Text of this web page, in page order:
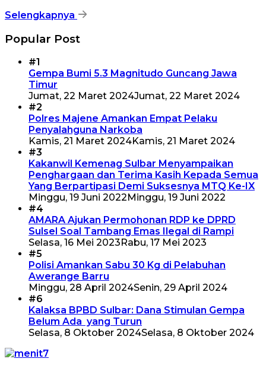
Selengkapnya
Popular Post
#1
Gempa Bumi 5.3 Magnitudo Guncang Jawa
Timur
Jumat, 22 Maret 2024Jumat, 22 Maret 2024
#2
Polres Majene Amankan Empat Pelaku
Penyalahguna Narkoba
Kamis, 21 Maret 2024Kamis, 21 Maret 2024
#3
Kakanwil Kemenag Sulbar Menyampaikan
Penghargaan dan Terima Kasih Kepada Semua
Yang Berpartipasi Demi Suksesnya MTQ Ke-IX
Minggu, 19 Juni 2022 Minggu, 19 Juni 2022
#4
AMARA Ajukan Permohonan RDP ke DPRD
Sulsel Soal Tambang Emas Ilegal di Rampi
Selasa, 16 Mei 2023 Rabu, 17 Mei 2023
#5
Polisi Amankan Sabu 30 Kg di Pelabuhan
Awerange Barru
Minggu, 28 April 2024Senin, 29 April 2024
#6
Kalaksa BPBD Sulbar: Dana Stimulan Gempa
Belum Ada yang Turun
Selasa, 8 Oktober 2024Selasa, 8 Oktober 2024